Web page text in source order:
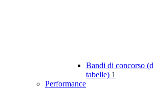
Bandi di concorso
tabelle) 1
Performance